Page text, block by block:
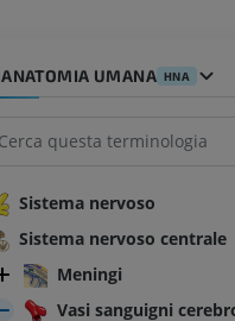
UMANA HNA
Sistema nervoso
Sistema nervoso centrale
Meningi
Vasi sanguigni